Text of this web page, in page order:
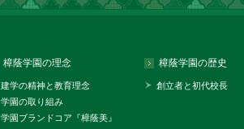
樟蔭学園の理念
建学の精神と教育理念
学園の取り組み
学園ブランドコア『樟蔭美』
樟蔭学園の歴史
創立者と初代校長